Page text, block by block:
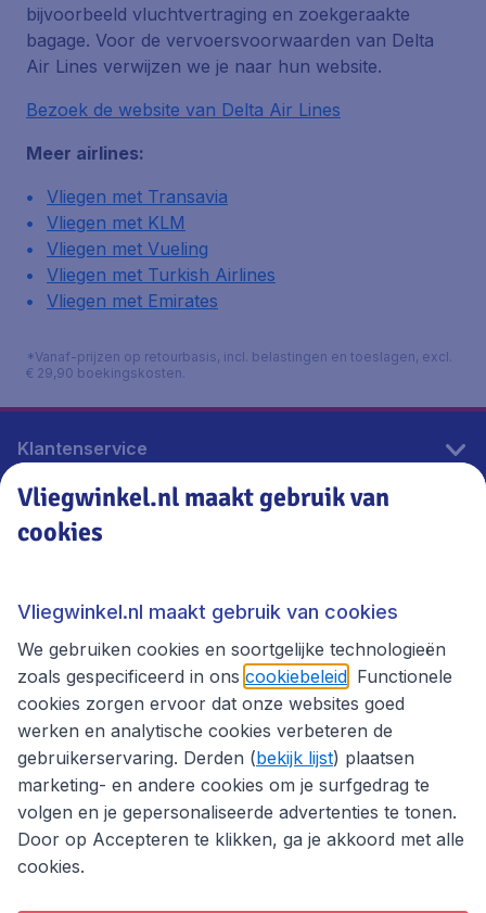
bijvoorbeeld vluchtvertraging en zoekgeraakte
bagage. Voor de vervoersvoorwaarden van Delta
Air Lines verwijzen we je naar hun website.
Bezoek de website van Delta Air Lines
Meer airlines:
Vliegen met Transavia
Vliegen met KLM
Vliegen met Vueling
Vliegen met Turkish Airlines
Vliegen met Emirates
*Vanaf-prijzen op retourbasis, incl. belastingen en toeslagen, excl.
€ 29,90 boekingskosten.
Klantenservice
Vliegwinkel.nl
Thema's
Vliegwinkel.nl maakt gebruik van
cookies
Vliegwinkel.nl maakt gebruik van cookies
We gebruiken cookies en soortgelijke technologieën
zoals gespecificeerd in ons cookiebeleid . Functionele
cookies zorgen ervoor dat onze websites goed
werken en analytische cookies verbeteren de
gebruikerservaring. Derden (bekijk lijst) plaatsen
marketing- en andere cookies om je surfgedrag te
volgen en je gepersonaliseerde advertenties te tonen.
Door op Accepteren te klikken, ga je akkoord met alle
cookies.